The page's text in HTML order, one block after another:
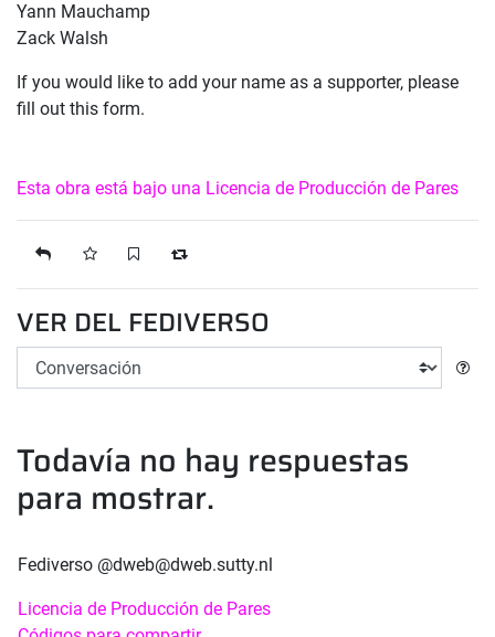
Yann Mauchamp
Zack Walsh
If you would like to add your name as a supporter, please
fill out this form.
Esta obra está bajo una Licencia de Producción de Pares
VER DEL FEDIVERSO
Todavía no hay respuestas
para mostrar.
Fediverso @dweb@dweb.sutty.nl
Licencia de Producción de Pares